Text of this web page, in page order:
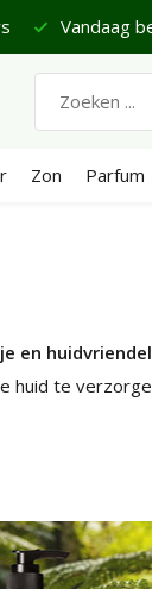
Fijne
Zon Parfum
en
huid te